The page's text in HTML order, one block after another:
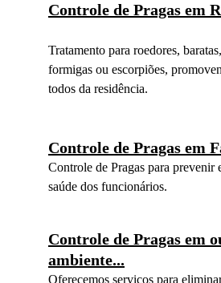
Controle de Pragas em
Oferecemos serviços para
Controle de Pragas em
ambiente...
Tratamento para roedores,
formigas ou escorpiões,
todos da residência.
Controle de Pragas em
Controle de Pragas para prevenir
saúde dos funcionários.